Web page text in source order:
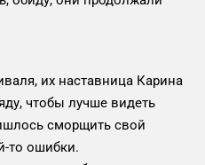
их наставница Карина
чтобы лучше видеть
сморщить свой
то ошибки.